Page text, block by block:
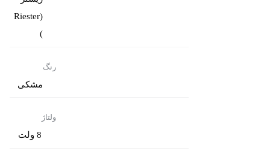
(Riester
)
رنگ
مشکی
ولتاژ
8 ولت